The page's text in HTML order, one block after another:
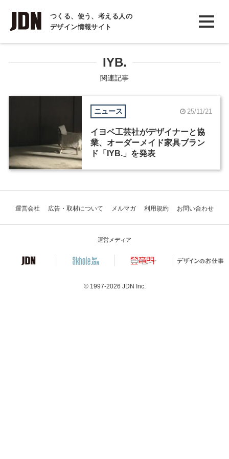
つくる、使う、考える人の
デザイン情報サイト
INTERVIEW
インタビュー
COLUMN
IYB.
関連記事
ニュース 25/11/21
イヨベ工芸社がデザイナーと協
業、オーダーメイド家具ブラン
ド「IYB.」を発表
運営会社 広告・取材について メルマガ 利用規約 お問い合わせ
運営メディア
© 1997-2026 JDN Inc.